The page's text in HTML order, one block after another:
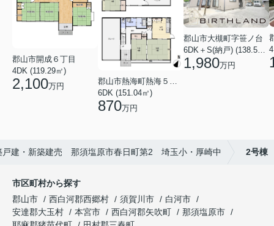
郡山市開成６丁目
4DK (119.29㎡)
2,100万円
6DK (151.04㎡)
870万円
郡山市大槻町字笹ノ台
6DK＋S(納戸) (138.55㎡)
1,980万円
戸建・新築建売 那須塩原市春日町第2 埼玉小・厚崎中 2号棟
市区町村から探す
郡山市
西白河郡西郷村 須賀川市
白河市
安達郡大玉村
本宮市 西白河郡矢吹町
那須塩原市